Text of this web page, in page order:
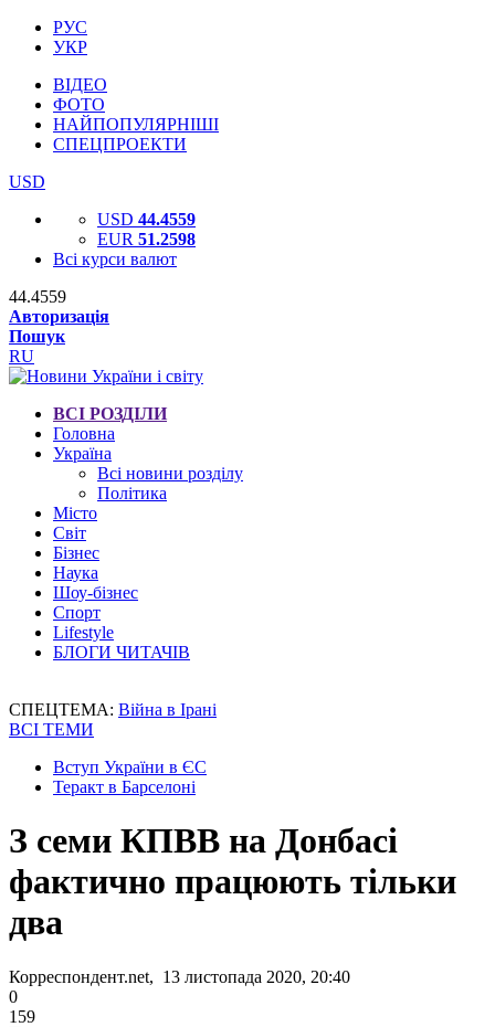
РУС
УКР
ВІДЕО
ФОТО
НАЙПОПУЛЯРНІШІ
СПЕЦПРОЕКТИ
USD
USD 44.4559
EUR 51.2598
Всі курси валют
44.4559
Авторизація
Пошук
RU
ВСІ РОЗДІЛИ
Головна
Україна
Всі новини розділу
Політика
Місто
Світ
Бізнес
Наука
Шоу-бізнес
Спорт
Lifestyle
БЛОГИ ЧИТАЧІВ
СПЕЦТЕМА: Війна в Ірані
ВСІ ТЕМИ
Вступ України в ЄС
Теракт в Барселоні
З семи КПВВ на Донбасі
фактично працюють тільки
два
Корреспондент.net, 13 листопада 2020, 20:40
0
159